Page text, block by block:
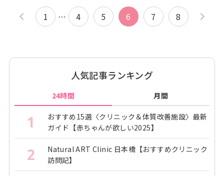
1 … 4 5 6 7 8
人気記事ランキング
24時間 月間
1
おすすめ15選〈クリニック＆体質改善施設〉最新
ガイド【赤ちゃんが欲しい2025】
2
Natural ART Clinic 日本橋【おすすめクリニック
訪問記】